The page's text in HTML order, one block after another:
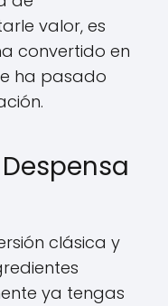
valor, es
convertido en
ha pasado
clásica y
ya tengas